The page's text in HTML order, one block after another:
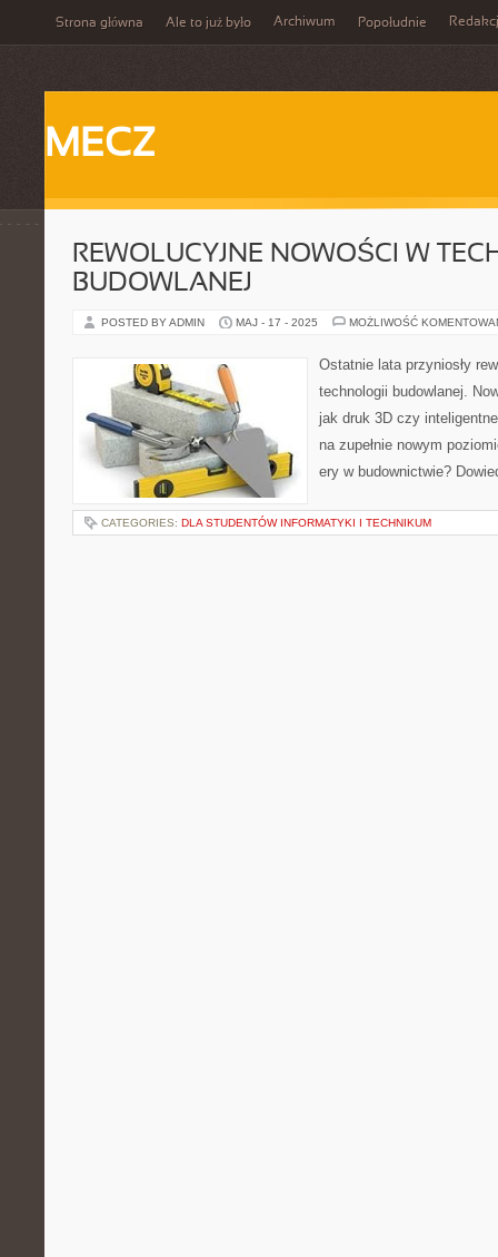
Strona główna Ale to już było Archiwum Popołudnie
MECZ
REWOLUCYJNE NOWOŚCI W
BUDOWLANEJ
POSTED BY ADMIN MAJ - 17 - 2025 MOŻLIWOŚĆ
Ostatnie lata przyniosły
technologii budowlanej.
jak druk 3D czy
na zupełnie nowym
ery w budownictwie?
CATEGORIES: DLA STUDENTÓW INFORMATYKI I TECHNIKUM